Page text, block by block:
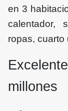
en 3
calentador,
ropas, cuarto
millones